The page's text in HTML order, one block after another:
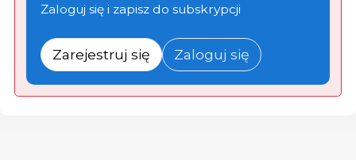
Zaloguj się i zapisz do subskrypcji
Zarejestruj się Zaloguj się